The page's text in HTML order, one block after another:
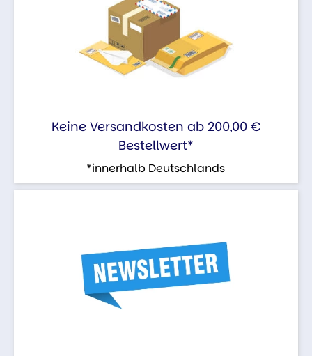
Keine Versandkosten ab 200,00 €
Bestellwert*
*innerhalb Deutschlands